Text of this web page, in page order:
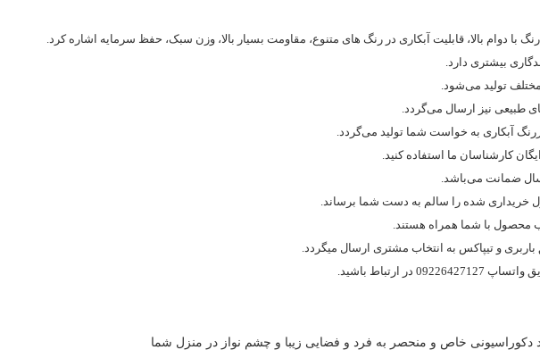
رنگ با دوام بالا، قابلیت آبکاری در رنگ های متنوع، مقاومت بسیار بالا، وزن سبک، حفظ سرمایه اشاره کرد.
بیشتری دارد.
تولید می‌شود.
طبیعی نیز ارسال می‌گردد.
آبکاری به خواست شما تولید می‌گردد.
کارشناسان ما استفاده کنید.
ضمانت می‌باشد.
شده را سالم به دست شما برساند.
محصول با شما همراه هستند.
و تیپاکس به انتخاب مشتری ارسال میگردد.
در ارتباط باشید.
دکوراسیونی خاص و منحصر به فرد و فضایی زیبا و چشم نواز در منزل شما